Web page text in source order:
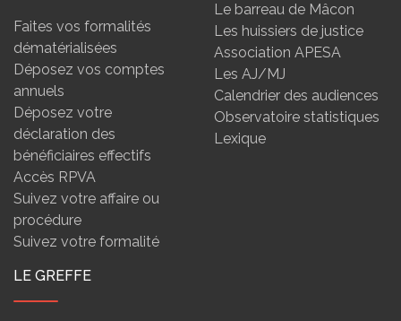
Faites vos formalités
dématérialisées
Déposez vos comptes
annuels
Déposez votre
déclaration des
bénéficiaires effectifs
Accès RPVA
Suivez votre affaire ou
procédure
Suivez votre formalité
Le barreau de Mâcon
Les huissiers de justice
Association APESA
Les AJ/MJ
Calendrier des audiences
Observatoire statistiques
Lexique
LE GREFFE